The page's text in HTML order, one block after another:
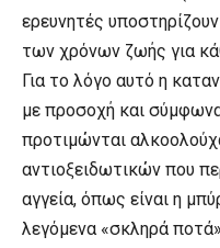
ερευνητές
των χρόνων ζωής για
Για το λόγο αυτό η
με προσοχή και
προτιμώνται
αντιοξειδωτικών που
αγγεία, όπως είναι η
λεγόμενα «σκληρά